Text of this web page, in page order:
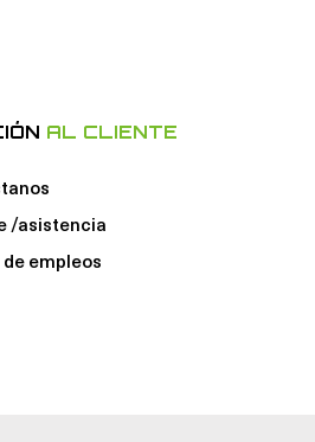
AL CLIENTE
/asistencia
empleos